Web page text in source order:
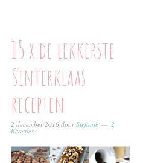
15 x de lekkerste
Sinterklaas
recepten
2 december 2016 doorStefanie 2
Reacties